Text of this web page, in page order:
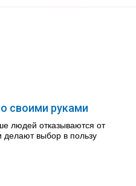
своими руками
людей отказываются от
делают выбор в пользу